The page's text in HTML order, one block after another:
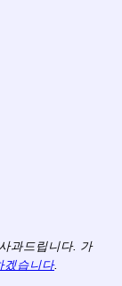
과드립니다. 가
겠습니다.